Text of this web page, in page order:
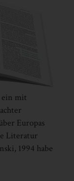
ein mit
Europas
Literatur
1994 habe